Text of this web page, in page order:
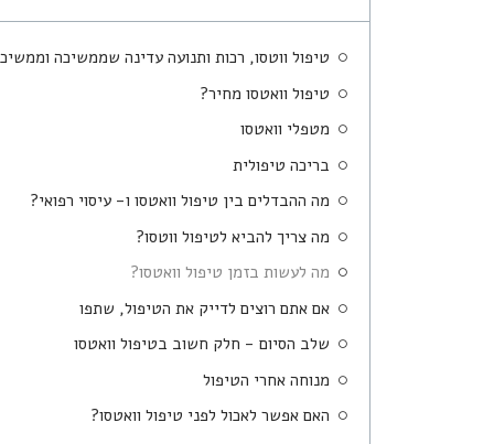
טיפול ווטסו, רכות ותנועה עדינה שממשיכה
טיפול וואטסו מחיר?
מטפלי וואטסו
בריכה טיפולית
מה ההבדלים בין טיפול וואטסו ו- עיסוי רפואי?
מה צריך להביא לטיפול ווטסו?
מה לעשות בזמן טיפול וואטסו?
אם אתם רוצים לדייק את הטיפול, שתפו
שלב הסיום - חלק חשוב בטיפול וואטסו
מנוחה אחרי הטיפול
האם אפשר לאכול לפני טיפול וואטסו?